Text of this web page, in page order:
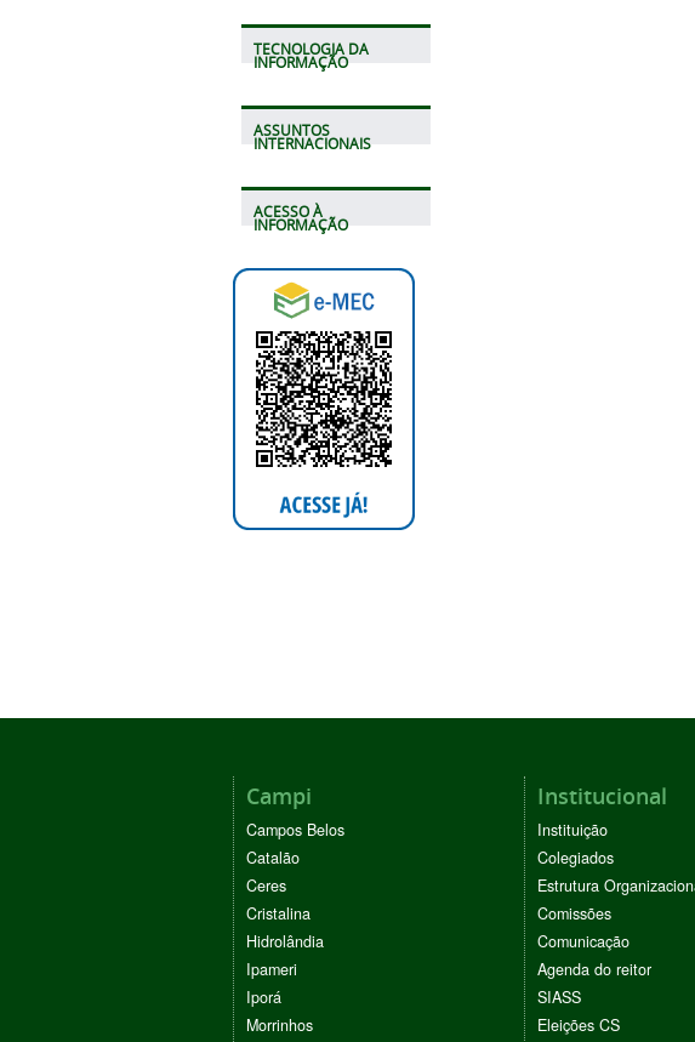
TECNOLOGIA DA
INFORMAÇÃO
ASSUNTOS
INTERNACIONAIS
ACESSO À
INFORMAÇÃO
Campi
Campos Belos
Catalão
Ceres
Cristalina
Hidrolândia
Ipameri
Iporá
Morrinhos
Institucional
Instituição
Colegiados
Estrutura
Comissões
Comunicação
Agenda do reitor
SIASS
Eleições CS